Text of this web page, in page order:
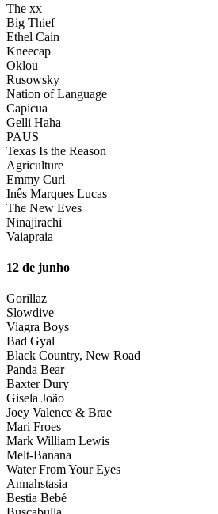
The xx
Big Thief
Ethel Cain
Kneecap
Oklou
Rusowsky
Nation of Language
Capicua
Gelli Haha
PAUS
Texas Is the Reason
Agriculture
Emmy Curl
Inês Marques Lucas
The New Eves
Ninajirachi
Vaiapraia
12 de junho
Gorillaz
Slowdive
Viagra Boys
Bad Gyal
Black Country, New Road
Panda Bear
Baxter Dury
Gisela João
Joey Valence & Brae
Mari Froes
Mark William Lewis
Melt-Banana
Water From Your Eyes
Annahstasia
Bestia Bebé